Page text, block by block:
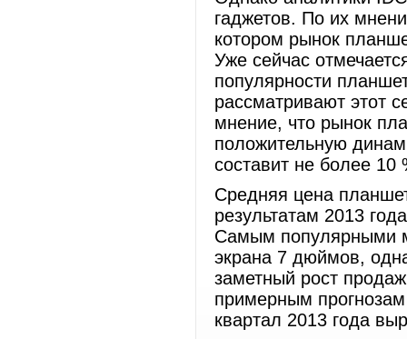
гаджетов. По их
котором рынок
Уже сейчас
популярности
рассматривают этот
мнение, что рынок
положительную
составит не более 10
Средняя цена
результатам 2013
Самым популярными
экрана 7 дюймов,
заметный рост
примерным прогнозам
квартал 2013 года